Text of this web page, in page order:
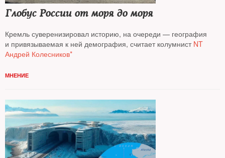
Глобус России от моря до моря
Кремль суверенизировал историю, на очереди — география
и привязываемая к ней демография, считает колумнист NT
Андрей Колесников*
МНЕНИЕ